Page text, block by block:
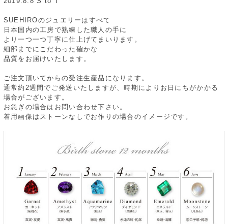
SUEHIROのジュエリーはすべて
日本国内の工房で熟練した職人の手に
より一つ一つ丁寧に仕上げてまいります。
細部までにこだわった確かな
品質をお届けいたします。
ご注文頂いてからの受注生産品になります。
通常約2週間でご発送いたしますが、時期によりお日にちがかかる
場合がございます。
お急ぎの場合はお問い合わせ下さい。
着用画像はストーンなしでお作りの場合のイメージです。